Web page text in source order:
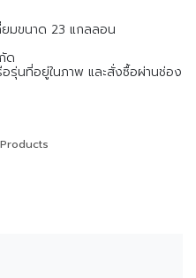
ยมขนาด 23 แกลลอน
ด
รุ่นที่อยู่ในภาพ และสั่งซื้อผ่านช่อง